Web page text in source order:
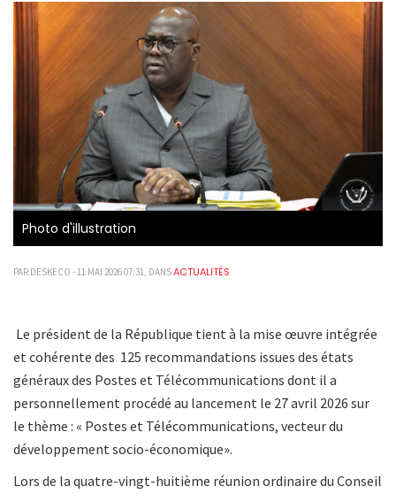
Photo d'illustration
PAR DESKECO - 11 MAI 2026 07:31, DANSACTUALITÉS
Le président de la République tient à la mise œuvre intégrée
et cohérente des 125 recommandations issues des états
généraux des Postes et Télécommunications dont il a
personnellement procédé au lancement le 27 avril 2026 sur
le thème : « Postes et Télécommunications, vecteur du
développement socio-économique».
Lors de la quatre-vingt-huitième réunion ordinaire du Conseil